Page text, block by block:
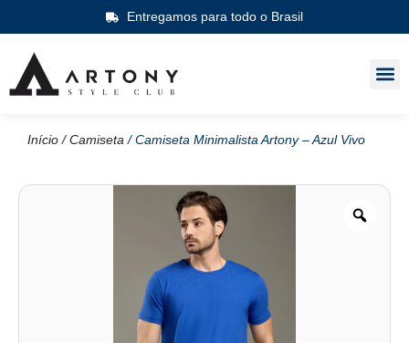
Entregamos para todo o Brasil
Início/Camiseta / Camiseta Minimalista Artony – Azul Vivo